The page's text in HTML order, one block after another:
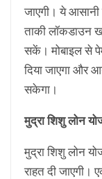
जाएगी। ये
ताकी लॉकडाउन
सकें। मोबाइल से
दिया जाएगा और
सकेगा।
मुद्रा शिशु लोन
मुद्रा शिशु लोन
राहत दी